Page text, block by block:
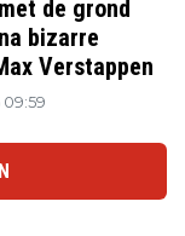
de grond
bizarre
Verstappen